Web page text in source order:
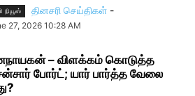
நியூஸ் தினசரி செய்திகள் -
27, 2026 10:28 AM
– விளக்கம் கொடுத்த
போர்ட்; யார் பார்த்த வேலை